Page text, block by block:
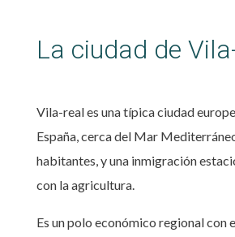
La ciudad de
Vila-real es una típica ciudad
España, cerca del Mar
habitantes, y una inmigración
con la agricultura.
Es un polo económico regional con